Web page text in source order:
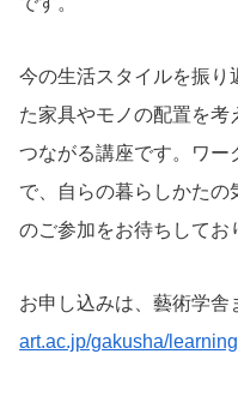
今の生活スタイルを振り
た家具やモノの配置を考
つながる講座です。ワー
で、自らの暮らしかたの
のご参加をお待ちしてお
お申し込みは、藝術学
art.ac.jp/gakusha/